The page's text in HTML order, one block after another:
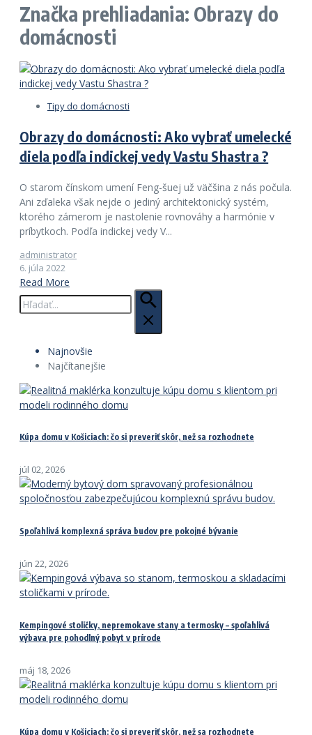
Značka prehliadania: Obrazy do
domácnosti
Tipy do domácnosti
Obrazy do domácnosti: Ako vybrať umelecké
diela podľa indickej vedy Vastu Shastra ?
O starom čínskom umení Feng-šuej už väčšina z nás počula.
Ani zďaleka však nejde o jediný architektonický systém,
ktorého zámerom je nastolenie rovnováhy a harmónie v
príbytkoch. Podľa indickej vedy V...
administrator
6. júla 2022
Read More
Hľadať:
Najnovšie
Najčítanejšie
Kúpa domu v Košiciach: čo si preveriť skôr, než sa rozhodnete
júl 02, 2026
Spoľahlivá komplexná správa budov pre pokojné bývanie
jún 22, 2026
Kempingové stoličky, nepremokave stany a termosky – spoľahlivá
výbava pre pohodlný pobyt v prírode
máj 18, 2026
Kúpa domu v Košiciach: čo si preveriť skôr, než sa rozhodnete